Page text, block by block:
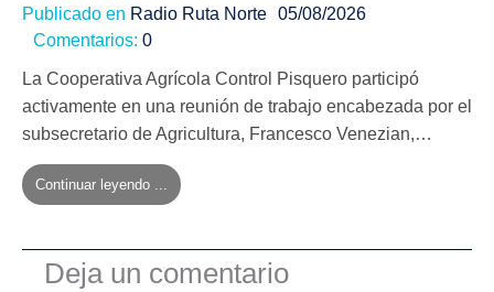
Publicado en Radio Ruta Norte 05/08/2026
Comentarios: 0
La Cooperativa Agrícola Control Pisquero participó
activamente en una reunión de trabajo encabezada por el
subsecretario de Agricultura, Francesco Venezian,…
Continuar leyendo ...
Deja un comentario